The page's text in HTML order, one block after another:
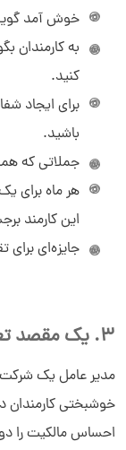
خوش‌ آمد
به کارمندان
کنید.
برای ایجاد
باشید.
جملاتی که
هر ماه برای
این کارمند
جایزه‌ای برای
3. یک مقصد تعیین کنید، نه یک مسیر
احساس مالکیت را